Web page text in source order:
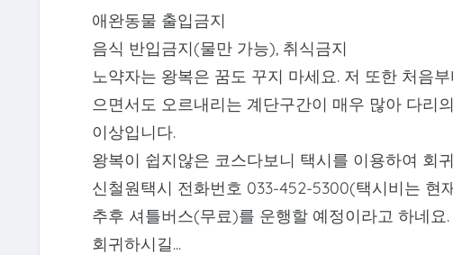
애완동물 출입금지
음식 반입금지(물만 가능), 취식금지
노약자는 왕복은 꿈도 꾸지 마세요. 저 또한 처음
으면서도 오르내리는 계단구간이 매우 많아 다리
이상입니다.
왕복이 쉽지않은 코스다보니 택시를 이용하여 회
신철원택시 전화번호 033-452-5300(택시비는 현
추후 셔틀버스(무료)를 운행할 예정이라고 하네
회귀하시길...